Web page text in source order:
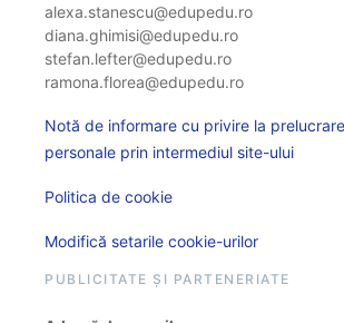
alexa.stanescu@edupedu.ro
diana.ghimisi@edupedu.ro
stefan.lefter@edupedu.ro
ramona.florea@edupedu.ro
Notă de informare cu privire la
personale prin intermediul site-ului
Politica de cookie
Modifică setarile cookie-urilor
PUBLICITATE ȘI PARTENERIATE